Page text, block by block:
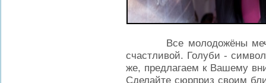
Все молодожёны
счастливой. Голуби -
же, предлагаем к Вашему
Сделайте сюрприз своим